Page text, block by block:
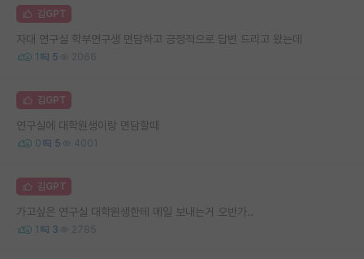
김GPT
자대 연구실 학부연구생 면담하고 긍정적으로 답변 드리고 왔는데
1 5 2066
김GPT
연구실에 대학원생이랑 면담할때
0 5 4001
김GPT
가고싶은 연구실 대학원생한테 메일 보내는거 오반가..
1 3 2785